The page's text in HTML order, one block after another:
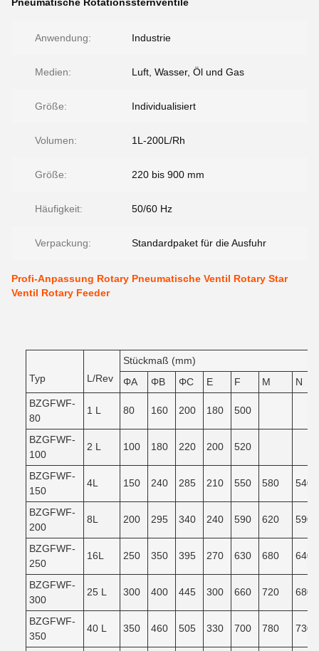
Anwendung: Industrie
Medien: Luft, Wasser, Öl und Gas
Größe: Individualisiert
Volumen: 1L-200L/Rh
Größe: 220 bis 900 mm
Häufigkeit: 50/60 Hz
Verpackung: Standardpaket für die Ausfuhr
Profi-Anpassung Rotary Pneumatische Ventil Rotary Star
Ventil Rotary Feeder
Typ L/Rev
Stückmaß (mm)
ΦA
ΦB ΦC E F M
N
BZGFWF-
80
1 L 80 160 200 180 500
BZGFWF-
100
2 L 100 180 220 200 520
BZGFWF-
150
4L 150 240 285 210 550 580 540
BZGFWF-
200
8L 200 295 340 240 590 620 590
BZGFWF-
250
16L 250 350 395 270 630 680 640
BZGFWF-
300
25 L 300 400 445 300 660 720 680
BZGFWF-
350
40 L 350 460 505 330 700 780 730